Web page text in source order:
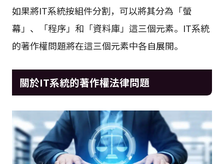
如果將IT系統按組件分割，可以將其分為「螢
幕」、「程序」和「資料庫」這三個元素。IT系統
的著作權問題將在這三個元素中各自展開。
關於IT系統的著作權法律問題